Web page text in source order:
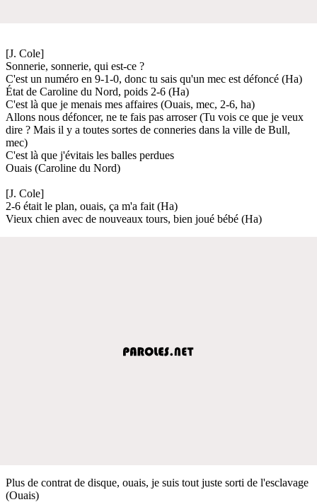
[J. Cole]
Sonnerie, sonnerie, qui est-ce ?
C'est un numéro en 9-1-0, donc tu sais qu'un mec est défoncé (Ha)
État de Caroline du Nord, poids 2-6 (Ha)
C'est là que je menais mes affaires (Ouais, mec, 2-6, ha)
Allons nous défoncer, ne te fais pas arroser (Tu vois ce que je veux
dire ? Mais il y a toutes sortes de conneries dans la ville de Bull,
mec)
C'est là que j'évitais les balles perdues
Ouais (Caroline du Nord)
[J. Cole]
2-6 était le plan, ouais, ça m'a fait (Ha)
Vieux chien avec de nouveaux tours, bien joué bébé (Ha)
Plus de contrat de disque, ouais, je suis tout juste sorti de l'esclavage
(Ouais)